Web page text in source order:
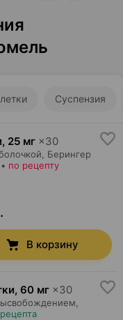
Суспензия
, 25 мг ×30
Берингер
• по рецепту
В корзину
, 60 мг ×30